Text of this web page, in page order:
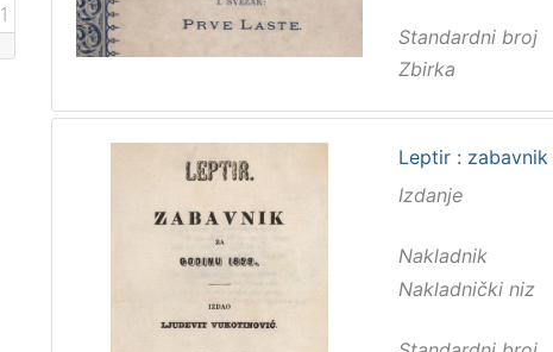
1
Standardni broj
Zbirka
Leptir :
Izdanje
Nakladnik
Nakladnički niz